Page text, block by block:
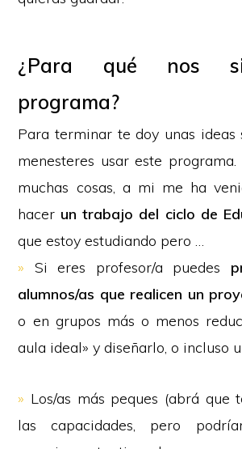
¿Para qué nos
programa?
Para terminar te doy unas ideas
menesteres usar este
muchas cosas, a mi me ha
hacer un trabajo del ciclo de
que estoy estudiando pero …
» Si eres profesor/a puedes
alumnos/as que realicen un
o en grupos más o menos
aula ideal» y diseñarlo, o incluso
» Los/as más peques (abrá que
las capacidades, pero